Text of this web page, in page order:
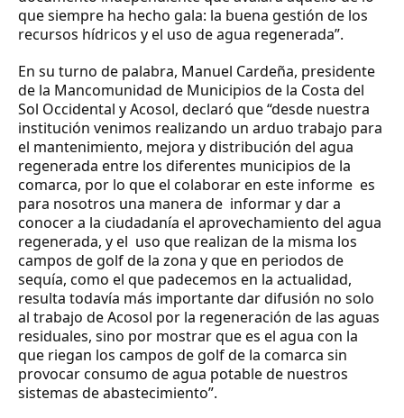
que siempre ha hecho gala: la buena gestión de los
recursos hídricos y el uso de agua regenerada”.
En su turno de palabra, Manuel Cardeña, presidente
de la Mancomunidad de Municipios de la Costa del
Sol Occidental y Acosol, declaró que “desde nuestra
institución venimos realizando un arduo trabajo para
el mantenimiento, mejora y distribución del agua
regenerada entre los diferentes municipios de la
comarca, por lo que el colaborar en este informe es
para nosotros una manera de informar y dar a
conocer a la ciudadanía el aprovechamiento del agua
regenerada, y el uso que realizan de la misma los
campos de golf de la zona y que en periodos de
sequía, como el que padecemos en la actualidad,
resulta todavía más importante dar difusión no solo
al trabajo de Acosol por la regeneración de las aguas
residuales, sino por mostrar que es el agua con la
que riegan los campos de golf de la comarca sin
provocar consumo de agua potable de nuestros
sistemas de abastecimiento”.